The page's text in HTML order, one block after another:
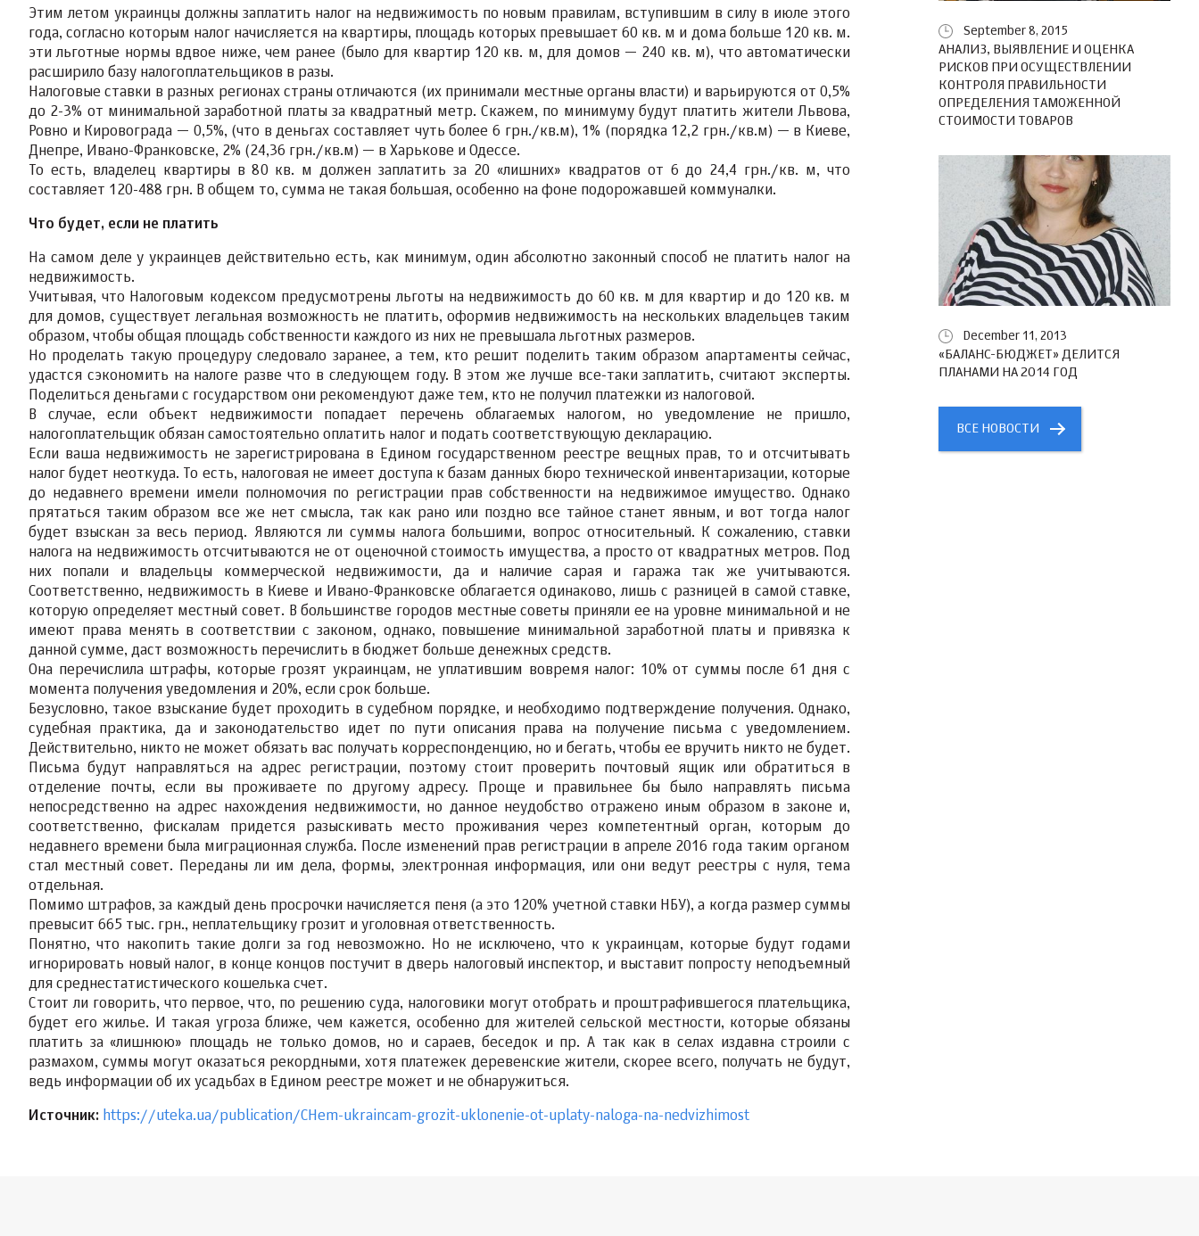
Этим летом украинцы должны заплатить налог на недвижимость по новым правилам, вступившим в силу в июле этого
года, согласно которым налог начисляется на квартиры, площадь которых превышает 60 кв. м и дома больше 120 кв. м.
эти льготные нормы вдвое ниже, чем ранее (было для квартир 120 кв. м, для домов — 240 кв. м), что автоматически
расширило базу налогоплательщиков в разы.
Налоговые ставки в разных регионах страны отличаются (их принимали местные органы власти) и варьируются от 0,5%
до 2-3% от минимальной заработной платы за квадратный метр. Скажем, по минимуму будут платить жители Львова,
Ровно и Кировограда — 0,5%, (что в деньгах составляет чуть более 6 грн./кв.м), 1% (порядка 12,2 грн./кв.м) — в Киеве,
Днепре, Ивано-Франковске, 2% (24,36 грн./кв.м) — в Харькове и Одессе.
То есть, владелец квартиры в 80 кв. м должен заплатить за 20 «лишних» квадратов от 6 до 24,4 грн./кв. м, что
составляет 120-488 грн. В общем то, сумма не такая большая, особенно на фоне подорожавшей коммуналки.
Что будет, если не платить
На самом деле у украинцев действительно есть, как минимум, один абсолютно законный способ не платить налог на
недвижимость.
Учитывая, что Налоговым кодексом предусмотрены льготы на недвижимость до 60 кв. м для квартир и до 120 кв. м
для домов, существует легальная возможность не платить, оформив недвижимость на нескольких владельцев таким
образом, чтобы общая площадь собственности каждого из них не превышала льготных размеров.
Но проделать такую процедуру следовало заранее, а тем, кто решит поделить таким образом апартаменты сейчас,
удастся сэкономить на налоге разве что в следующем году. В этом же лучше все-таки заплатить, считают эксперты.
Поделиться деньгами с государством они рекомендуют даже тем, кто не получил платежки из налоговой.
В случае, если объект недвижимости попадает перечень облагаемых налогом, но уведомление не пришло,
налогоплательщик обязан самостоятельно оплатить налог и подать соответствующую декларацию.
Если ваша недвижимость не зарегистрирована в Едином государственном реестре вещных прав, то и отсчитывать
налог будет неоткуда. То есть, налоговая не имеет доступа к базам данных бюро технической инвентаризации, которые
до недавнего времени имели полномочия по регистрации прав собственности на недвижимое имущество. Однако
прятаться таким образом все же нет смысла, так как рано или поздно все тайное станет явным, и вот тогда налог
будет взыскан за весь период. Являются ли суммы налога большими, вопрос относительный. К сожалению, ставки
налога на недвижимость отсчитываются не от оценочной стоимость имущества, а просто от квадратных метров. Под
них попали и владельцы коммерческой недвижимости, да и наличие сарая и гаража так же учитываются.
Соответственно, недвижимость в Киеве и Ивано-Франковске облагается одинаково, лишь с разницей в самой ставке,
которую определяет местный совет. В большинстве городов местные советы приняли ее на уровне минимальной и не
имеют права менять в соответствии с законом, однако, повышение минимальной заработной платы и привязка к
данной сумме, даст возможность перечислить в бюджет больше денежных средств.
Она перечислила штрафы, которые грозят украинцам, не уплатившим вовремя налог: 10% от суммы после 61 дня с
момента получения уведомления и 20%, если срок больше.
Безусловно, такое взыскание будет проходить в судебном порядке, и необходимо подтверждение получения. Однако,
судебная практика, да и законодательство идет по пути описания права на получение письма с уведомлением.
Действительно, никто не может обязать вас получать корреспонденцию, но и бегать, чтобы ее вручить никто не будет.
Письма будут направляться на адрес регистрации, поэтому стоит проверить почтовый ящик или обратиться в
отделение почты, если вы проживаете по другому адресу. Проще и правильнее бы было направлять письма
непосредственно на адрес нахождения недвижимости, но данное неудобство отражено иным образом в законе и,
соответственно, фискалам придется разыскивать место проживания через компетентный орган, которым до
недавнего времени была миграционная служба. После изменений прав регистрации в апреле 2016 года таким органом
стал местный совет. Переданы ли им дела, формы, электронная информация, или они ведут реестры с нуля, тема
отдельная.
Помимо штрафов, за каждый день просрочки начисляется пеня (а это 120% учетной ставки НБУ), а когда размер суммы
превысит 665 тыс. грн., неплательщику грозит и уголовная ответственность.
Понятно, что накопить такие долги за год невозможно. Но не исключено, что к украинцам, которые будут годами
игнорировать новый налог, в конце концов постучит в дверь налоговый инспектор, и выставит попросту неподъемный
для среднестатистического кошелька счет.
Стоит ли говорить, что первое, что, по решению суда, налоговики могут отобрать и проштрафившегося плательщика,
будет его жилье. И такая угроза ближе, чем кажется, особенно для жителей сельской местности, которые обязаны
платить за «лишнюю» площадь не только домов, но и сараев, беседок и пр. А так как в селах издавна строили с
размахом, суммы могут оказаться рекордными, хотя платежек деревенские жители, скорее всего, получать не будут,
ведь информации об их усадьбах в Едином реестре может и не обнаружиться.
Источник: https://uteka.ua/publication/CHem-ukraincam-grozit-uklonenie-ot-uplaty-naloga-na-nedvizhimost
September 8, 2015
АНАЛИЗ, ВЫЯВЛЕНИЕ И ОЦЕНКА
РИСКОВ ПРИ ОСУЩЕСТВЛЕНИИ
КОНТРОЛЯ ПРАВИЛЬНОСТИ
ОПРЕДЕЛЕНИЯ ТАМОЖЕННОЙ
СТОИМОСТИ ТОВАРОВ
December 11, 2013
«БАЛАНС-БЮДЖЕТ» ДЕЛИТСЯ
ПЛАНАМИ НА 2014 ГОД
ВСЕ НОВОСТИ